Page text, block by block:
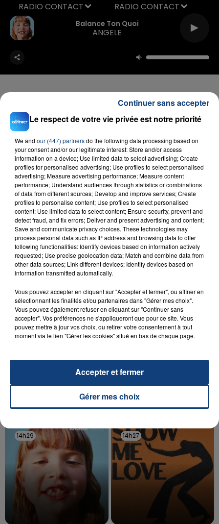
Balance Ton Quoi
ANGELE
RADIO CONTACT
FIL D'ACTU
23 juillet 2026
INCENDIE MORTEL À LENS : UNE FEMME ET
SON BÉBÉ ENTRE LA VIE ET LA...
Un homme s'est immolé par le feu après avoir
aspergé sa compagne et leur bébé de trois mois
d'un liquide inflammable.
20 juillet 2026
OPÉRER DE LA CHEVILLE RESSORT DE LA...
La famille a porté plainte contre la clinique qui a
reconnu sa responsabilité et présenté ses
TITRES DIFFUSÉS
14h29
14h29 14h27
14h27
Le respect de votre vie privée est notre priorité
We and our (447) partnersdo the following data processing based on
your consent and/or our legitimate interest: Store and/or access
information on a device; Use limited data to select advertising; Create
profiles for personalised advertising; Use profiles to select personalised
advertising; Measure advertising performance; Measure content
performance; Understand audiences through statistics or combinations
of data from different sources; Develop and improve services; Create
profiles to personalise content; Use profiles to select personalised
content; Use limited data to select content; Ensure security, prevent and
detect fraud, and fix errors; Deliver and present advertising and content;
Save and communicate privacy choices. These technologies may
process personal data such as IP address and browsing data to offer
following functionalities: Identify devices based on information actively
requested; Use precise geolocation data; Match and combine data from
other data sources; Link different devices; Identify devices based on
information transmitted automatically.
Vous pouvez accepter en cliquant sur "Accepter et fermer", ou affiner en
sélectionnant les finalités et/ou partenaires dans "Gérer mes choix".
Vous pouvez également refuser en cliquant sur "Continuer sans
accepter". Vos préférences ne s'appliqueront que pour ce site. Vous
pouvez mettre à jour vos choix, ou retirer votre consentement à tout
moment via le lien "Gérer les cookies" situé en bas de chaque page.
Gérer mes choix
Accepter et fermer
Continuer sans accepter